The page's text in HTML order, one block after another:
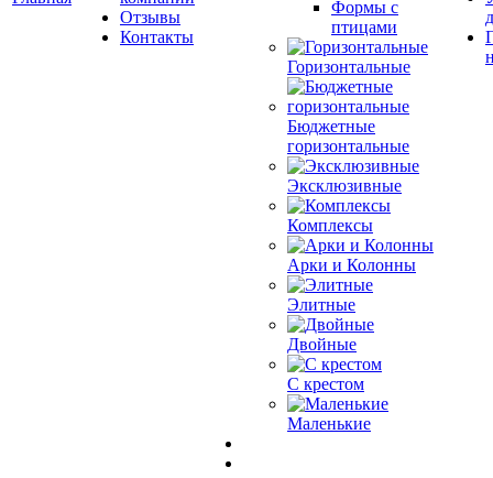
Отзывы
Контакты
Формы с
птицами
Горизонтальные
Бюджетные
горизонтальные
Эксклюзивные
Комплексы
Арки и Колонны
Элитные
Двойные
С крестом
Маленькие